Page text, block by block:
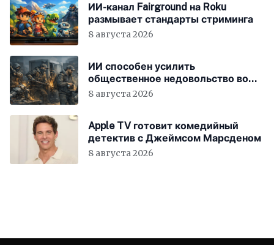
ИИ-канал Fairground на Roku
размывает стандарты стриминга
8 августа 2026
ИИ способен усилить
общественное недовольство во
всём мире
8 августа 2026
Apple TV готовит комедийный
детектив с Джеймсом Марсденом
8 августа 2026